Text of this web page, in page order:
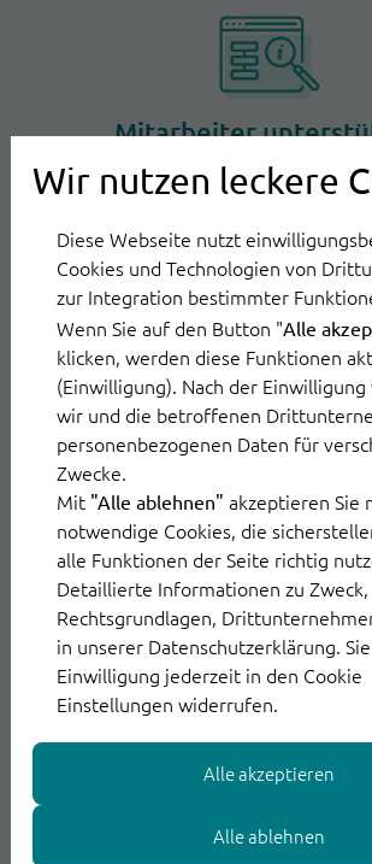
Wir nutzen leckere
Diese Webseite nutzt
Cookies und Technologien von
zur Integration bestimmter
Wenn Sie auf den Button "Alle
klicken, werden diese Funktionen
(Einwilligung). Nach der
wir und die betroffenen
personenbezogenen Daten für
Zwecke.
Mit "Alle ablehnen" akzeptieren Sie
notwendige Cookies, die
alle Funktionen der Seite richtig
Detaillierte Informationen zu Zweck,
Rechtsgrundlagen,
in unserer Datenschutzerklärung.
Einwilligung jederzeit in den Cookie
Einstellungen widerrufen.
Alle ablehnen
Alle akzeptieren
Mitarbeiter
KI-gestützte E-Mail
reduziert dank
stressauslösende
Bessere
KI-gestützte E-Mail Software
priorisiert Kundenanfragen,
Anliegen schneller
Sicherheit aus